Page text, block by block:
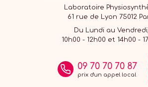
Laboratoire
61 rue de Lyon 75012
Du Lundi au Vendredi,
10h00 - 12h00 et 14h00 -
09 70 70 70 87
prix d'un appel local